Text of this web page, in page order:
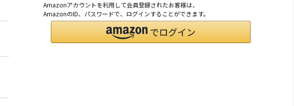
Amazonアカウントを利用して会員登録されたお客様は、
AmazonのID、パスワードで、ログインすることができます。